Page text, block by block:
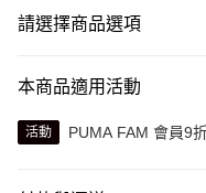
請選擇商品選項
本商品適用活動
活動 PUMA FAM 會員9